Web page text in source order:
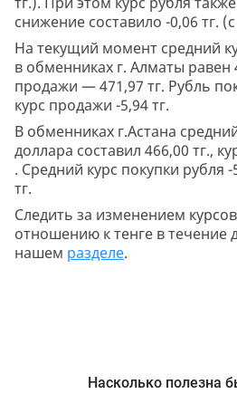
снижение составило -0,06 тг. (с
На текущий момент средний
в обменниках г. Алматы равен
продажи — 471,97 тг. Рубль
курс продажи -5,94 тг.
В обменниках г.Астана
доллара составил 466,00 тг.,
. Средний курс покупки рубля
тг.
Следить за изменением
отношению к тенге в течение
нашем разделе.
Насколько полезна